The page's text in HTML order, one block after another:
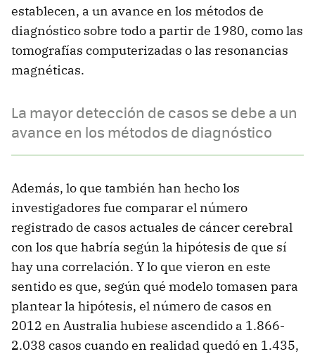
establecen, a un avance en los métodos de
diagnóstico sobre todo a partir de 1980, como las
tomografías computerizadas o las resonancias
magnéticas.
La mayor detección de casos se debe a un
avance en los métodos de diagnóstico
Además, lo que también han hecho los
investigadores fue comparar el número
registrado de casos actuales de cáncer cerebral
con los que habría según la hipótesis de que sí
hay una correlación. Y lo que vieron en este
sentido es que, según qué modelo tomasen para
plantear la hipótesis, el número de casos en
2012 en Australia hubiese ascendido a 1.866-
2.038 casos cuando en realidad quedó en 1.435,